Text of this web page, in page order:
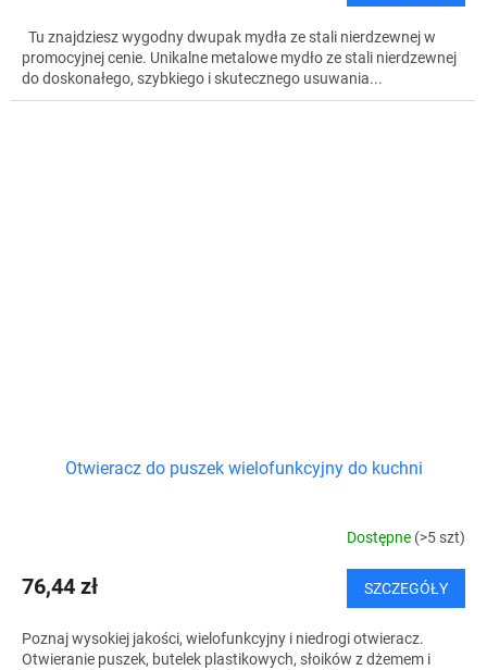
Tu znajdziesz wygodny dwupak mydła ze stali nierdzewnej w
promocyjnej cenie. Unikalne metalowe mydło ze stali nierdzewnej
do doskonałego, szybkiego i skutecznego usuwania...
Otwieracz do puszek wielofunkcyjny do kuchni
Dostępne (>5 szt)
76,44 zł SZCZEGÓŁY
Poznaj wysokiej jakości, wielofunkcyjny i niedrogi otwieracz.
Otwieranie puszek, butelek plastikowych, słoików z dżemem i